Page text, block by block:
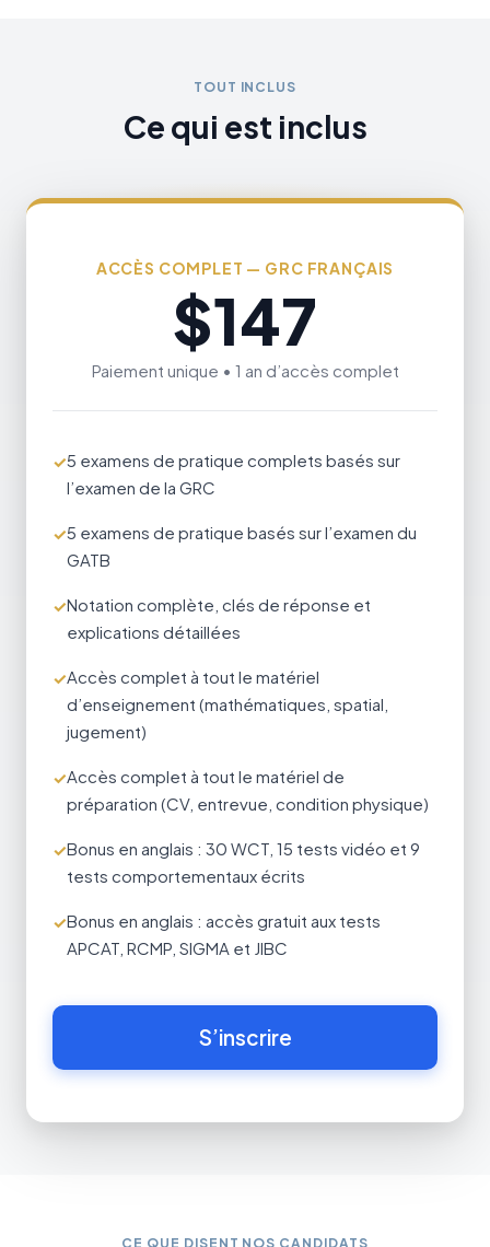
TOUT INCLUS
Ce qui est inclus
ACCÈS COMPLET — GRC FRANÇAIS
$147
Paiement unique • 1 an d’accès complet
5 examens de pratique complets basés sur
l’examen de la GRC
5 examens de pratique basés sur l’examen du
GATB
Notation complète, clés de réponse et
explications détaillées
Accès complet à tout le matériel
d’enseignement (mathématiques, spatial,
jugement)
Accès complet à tout le matériel de
préparation (CV, entrevue, condition physique)
Bonus en anglais : 30 WCT, 15 tests vidéo et 9
tests comportementaux écrits
Bonus en anglais : accès gratuit aux tests
APCAT, RCMP, SIGMA et JIBC
S’inscrire
CE QUE DISENT NOS CANDIDATS